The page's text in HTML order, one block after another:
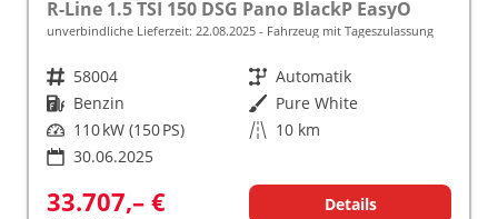
R-Line 1.5 TSI 150 DSG Pano BlackP EasyO
unverbindliche Lieferzeit: 22.08.2025 Fahrzeug mit Tageszulassung
Fahrzeugnr. 58004 Getriebe Automatik
Kraftstoff Benzin Außenfarbe Pure White
Leistung 110 kW (150 PS) Kilometerstand 10 km
30.06.2025
33.707,– € Details